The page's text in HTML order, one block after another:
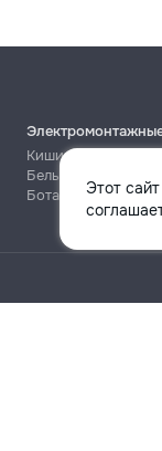
Этот
Кишинёв
Бельцы
Ботаника